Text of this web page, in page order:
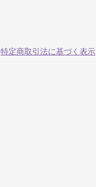
特定商取引法に基づく表示